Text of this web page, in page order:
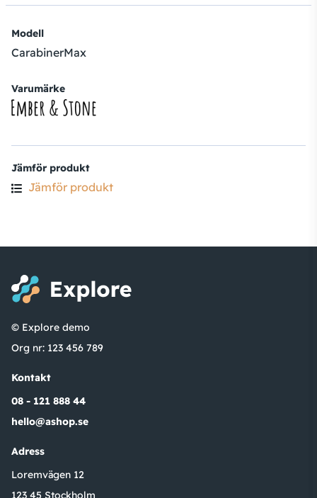
Modell
CarabinerMax
Varumärke
Jämför produkt
Jämför produkt
© Explore demo
Org nr: 123 456 789
Kontakt
08 - 121 888 44
hello@ashop.se
Adress
Loremvägen 12
123 45 Stockholm